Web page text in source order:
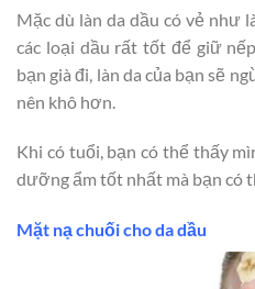
Mặc dù làn da dầu có vẻ như
các loại dầu rất tốt để giữ
bạn già đi, làn da của bạn sẽ
nên khô hơn.
Khi có tuổi, bạn có thể thấy
dưỡng ẩm tốt nhất mà bạn có
Mặt nạ chuối cho da dầu